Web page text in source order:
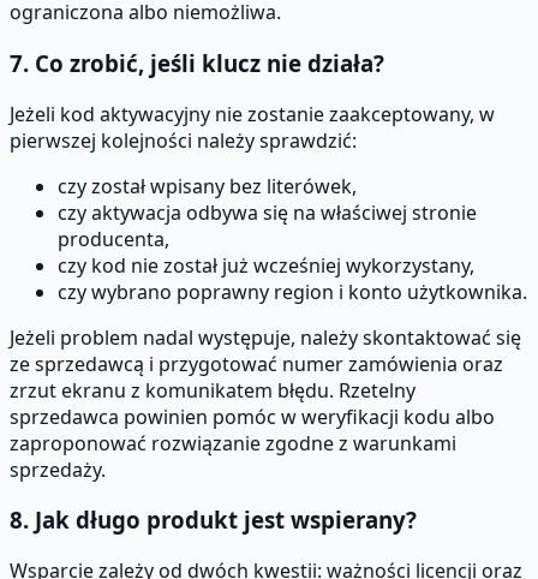
ograniczona albo niemożliwa.
7. Co zrobić, jeśli klucz nie działa?
Jeżeli kod aktywacyjny nie zostanie zaakceptowany, w
pierwszej kolejności należy sprawdzić:
czy został wpisany bez literówek,
czy aktywacja odbywa się na właściwej stronie
producenta,
czy kod nie został już wcześniej wykorzystany,
czy wybrano poprawny region i konto użytkownika.
Jeżeli problem nadal występuje, należy skontaktować się
ze sprzedawcą i przygotować numer zamówienia oraz
zrzut ekranu z komunikatem błędu. Rzetelny
sprzedawca powinien pomóc w weryfikacji kodu albo
zaproponować rozwiązanie zgodne z warunkami
sprzedaży.
8. Jak długo produkt jest wspierany?
Wsparcie zależy od dwóch kwestii: ważności licencji oraz